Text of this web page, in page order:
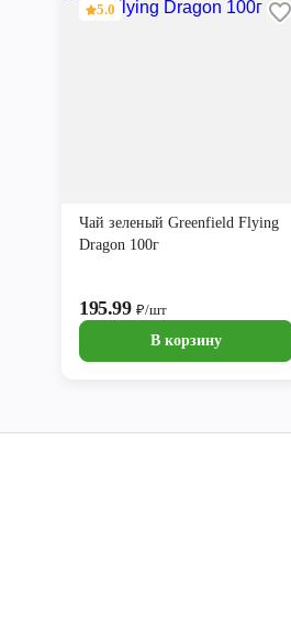
5.0
Чай зеленый Greenfield Flying
Dragon 100г
195.99₽/шт
В корзину